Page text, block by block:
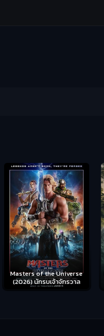
Masters of the Universe
(2026) นักรบเจ้าจักรวาล